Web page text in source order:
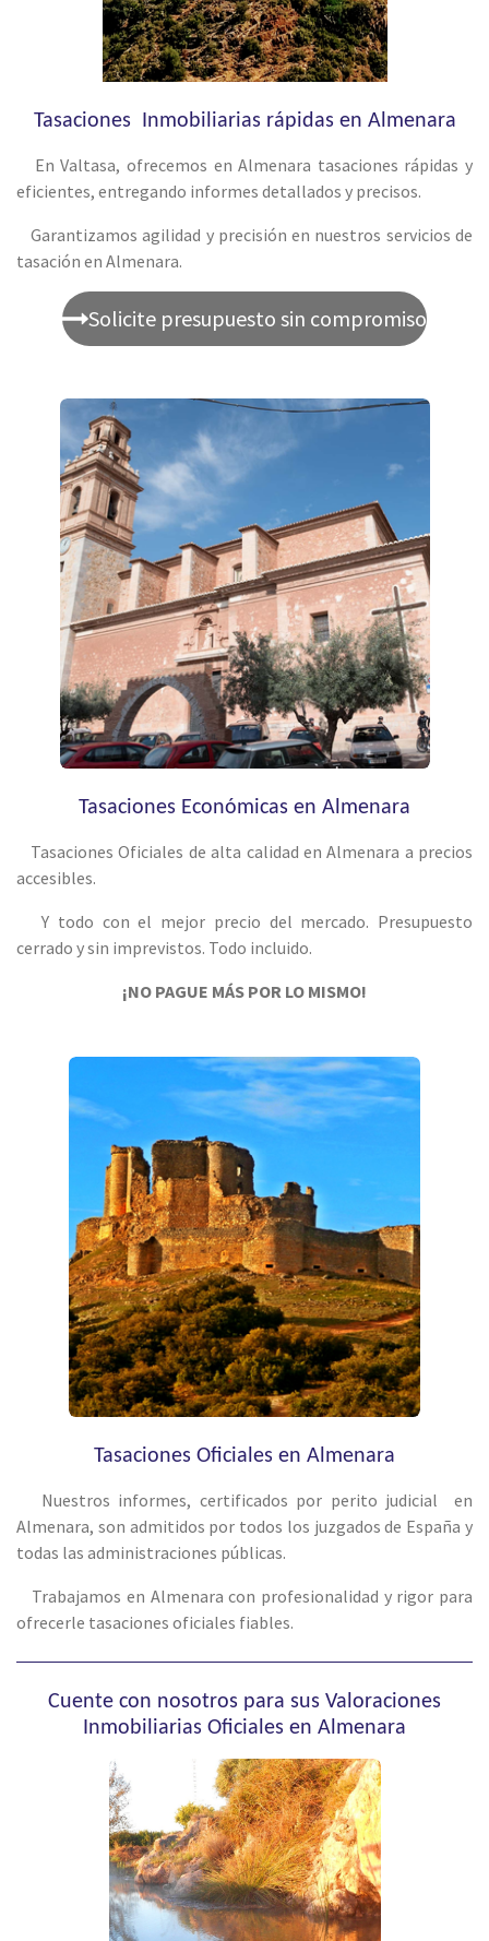
Tasaciones Inmobiliarias rápidas en Almenara
En Valtasa, ofrecemos en Almenara tasaciones rápidas y
eficientes, entregando informes detallados y precisos.
Garantizamos agilidad y precisión en nuestros servicios de
tasación en Almenara.
Solicite presupuesto sin compromiso
Tasaciones Económicas en Almenara
Tasaciones Oficiales de alta calidad en Almenara a precios
accesibles.
Y todo con el mejor precio del mercado. Presupuesto
cerrado y sin imprevistos. Todo incluido.
¡NO PAGUE MÁS POR LO MISMO!
Tasaciones Oficiales en Almenara
Nuestros informes, certificados por perito judicial en
Almenara, son admitidos por todos los juzgados de España y
todas las administraciones públicas.
Trabajamos en Almenara con profesionalidad y rigor para
ofrecerle tasaciones oficiales fiables.
Cuente con nosotros para sus Valoraciones
Inmobiliarias Oficiales en Almenara